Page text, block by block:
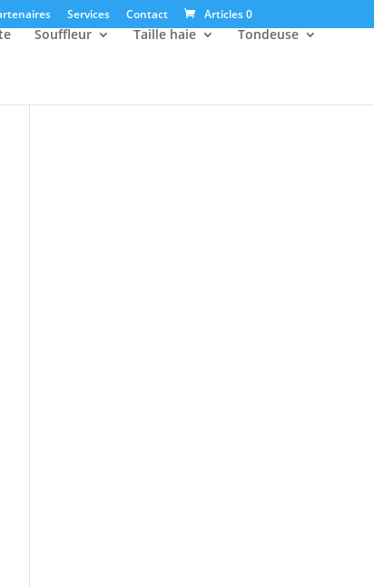
Services Contact Articles 0
Souffleur Taille haie Tondeuse